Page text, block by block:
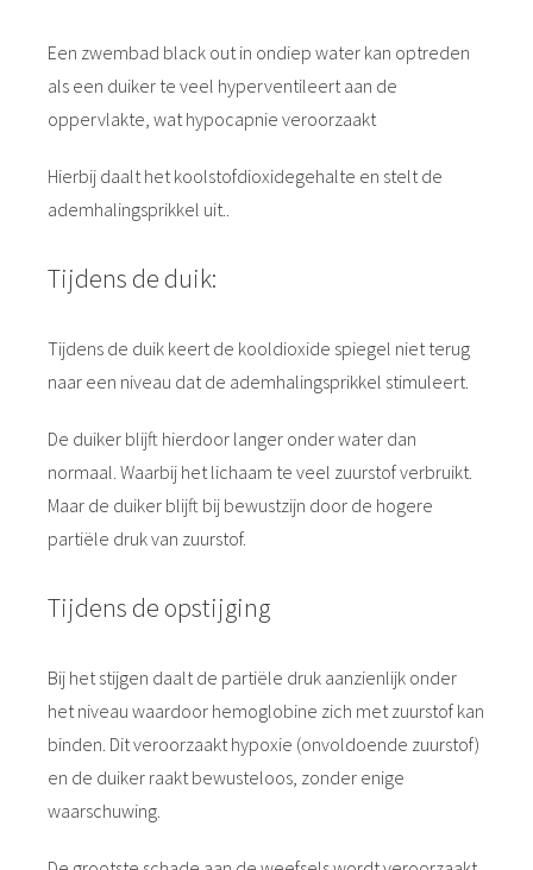
Een zwembad black out in ondiep water kan optreden
als een duiker te veel hyperventileert aan de
oppervlakte, wat hypocapnie veroorzaakt
Hierbij daalt het koolstofdioxidegehalte en stelt de
ademhalingsprikkel uit..
Tijdens de duik:
Tijdens de duik keert de kooldioxide spiegel niet terug
naar een niveau dat de ademhalingsprikkel stimuleert.
De duiker blijft hierdoor langer onder water dan
normaal. Waarbij het lichaam te veel zuurstof verbruikt.
Maar de duiker blijft bij bewustzijn door de hogere
partiële druk van zuurstof.
Tijdens de opstijging
Bij het stijgen daalt de partiële druk aanzienlijk onder
het niveau waardoor hemoglobine zich met zuurstof kan
binden. Dit veroorzaakt hypoxie (onvoldoende zuurstof)
en de duiker raakt bewusteloos, zonder enige
waarschuwing.